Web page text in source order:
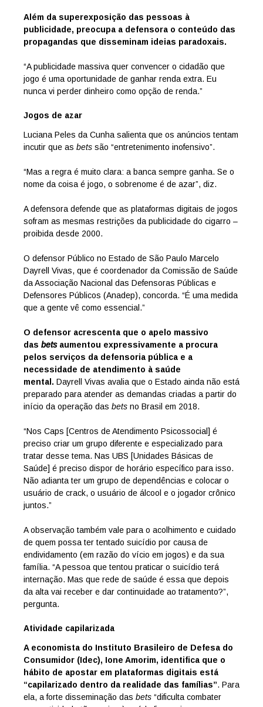
Além da superexposição das pessoas à
publicidade, preocupa a defensora o conteúdo das
propagandas que disseminam ideias paradoxais.
“A publicidade massiva quer convencer o cidadão que
jogo é uma oportunidade de ganhar renda extra. Eu
nunca vi perder dinheiro como opção de renda.”
Jogos de azar
Luciana Peles da Cunha salienta que os anúncios tentam
incutir que as bets são “entretenimento inofensivo”.
“Mas a regra é muito clara: a banca sempre ganha. Se o
nome da coisa é jogo, o sobrenome é de azar”, diz.
A defensora defende que as plataformas digitais de jogos
sofram as mesmas restrições da publicidade do cigarro –
proibida desde 2000.
O defensor Público no Estado de São Paulo Marcelo
Dayrell Vivas, que é coordenador da Comissão de Saúde
da Associação Nacional das Defensoras Públicas e
Defensores Públicos (Anadep), concorda. “É uma medida
que a gente vê como essencial.”
O defensor acrescenta que o apelo massivo
das bets aumentou expressivamente a procura
pelos serviços da defensoria pública e a
necessidade de atendimento à saúde
mental. Dayrell Vivas avalia que o Estado ainda não está
preparado para atender as demandas criadas a partir do
início da operação das bets no Brasil em 2018.
“Nos Caps [Centros de Atendimento Psicossocial] é
preciso criar um grupo diferente e especializado para
tratar desse tema. Nas UBS [Unidades Básicas de
Saúde] é preciso dispor de horário específico para isso.
Não adianta ter um grupo de dependências e colocar o
usuário de crack, o usuário de álcool e o jogador crônico
juntos.”
A observação também vale para o acolhimento e cuidado
de quem possa ter tentado suicídio por causa de
endividamento (em razão do vício em jogos) e da sua
família. “A pessoa que tentou praticar o suicídio terá
internação. Mas que rede de saúde é essa que depois
da alta vai receber e dar continuidade ao tratamento?”,
pergunta.
Atividade capilarizada
A economista do Instituto Brasileiro de Defesa do
Consumidor (Idec), Ione Amorim, identifica que o
hábito de apostar em plataformas digitais está
“capilarizado dentro da realidade das famílias”. Para
ela, a forte disseminação das bets “dificulta combater